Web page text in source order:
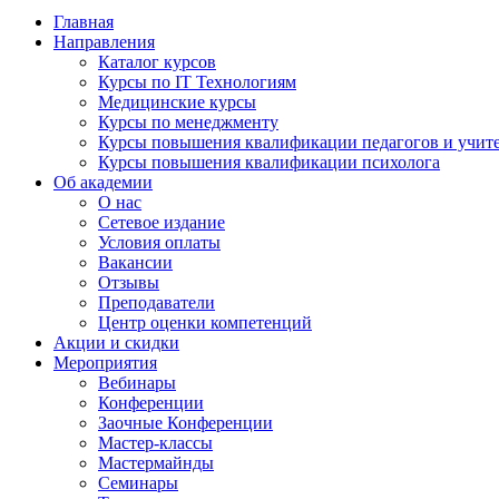
Главная
Направления
Каталог курсов
Курсы по IT Технологиям
Медицинские курсы
Курсы по менеджменту
Курсы повышения квалификации педагогов и
Курсы повышения квалификации психолога
Об академии
О нас
Сетевое издание
Условия оплаты
Вакансии
Отзывы
Преподаватели
Центр оценки компетенций
Акции и скидки
Мероприятия
Вебинары
Конференции
Заочные Конференции
Мастер-классы
Мастермайнды
Семинары